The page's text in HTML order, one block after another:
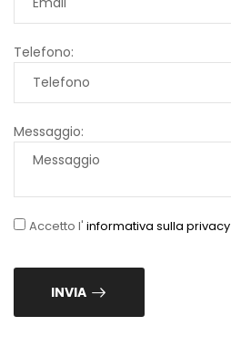
Telefono:
Messaggio:
Accetto l' informativa sulla privacy
INVIA